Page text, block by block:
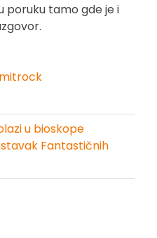
poruku tamo gde je i
u bioskope
Fantastičnih